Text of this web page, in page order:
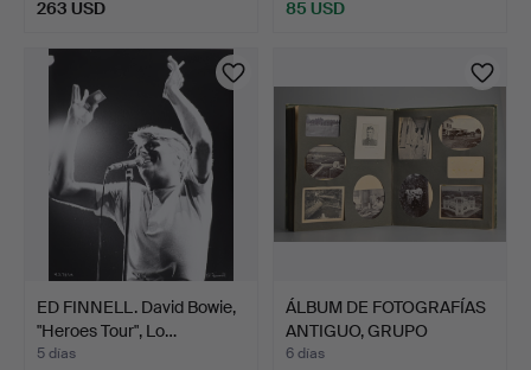
263 USD 85 USD
ED FINNELL. David Bowie,
"Heroes Tour", Lo…
5 días
ÁLBUM DE FOTOGRAFÍAS
ANTIGUO, GRUPO
BRITÁN…
6 días